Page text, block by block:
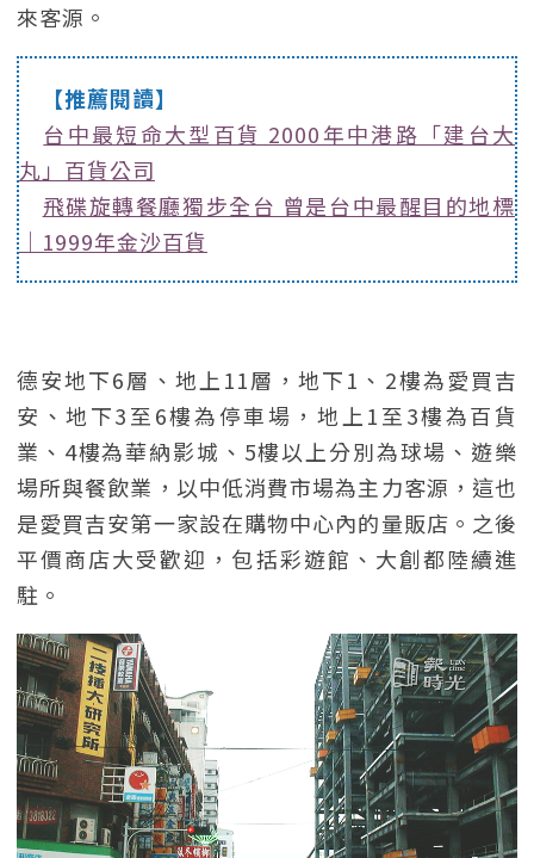
來客源。
【推薦閱讀】
台中最短命大型百貨 2000年中港路「建台大
丸」百貨公司
飛碟旋轉餐廳獨步全台 曾是台中最醒目的地標
｜1999年金沙百貨
德安地下6層、地上11層，地下1、2樓為愛買吉
安、地下3至6樓為停車場，地上1至3樓為百貨
業、4樓為華納影城、5樓以上分別為球場、遊樂
場所與餐飲業，以中低消費市場為主力客源，這也
是愛買吉安第一家設在購物中心內的量販店。之後
平價商店大受歡迎，包括彩遊館、大創都陸續進
駐。